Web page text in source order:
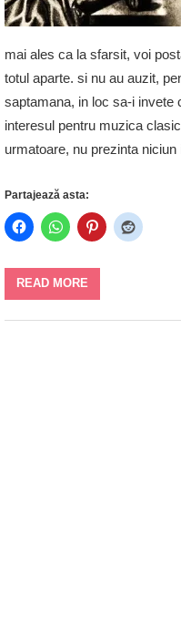
mai ales ca la sfarsit, voi
totul aparte. si nu au auzit,
saptamana, in loc sa-i
interesul pentru muzica
urmatoare, nu prezinta
Partajează asta:
READ MORE